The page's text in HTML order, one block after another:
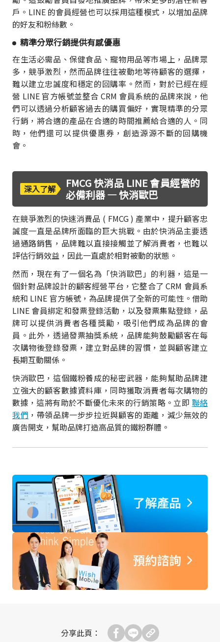
戶。LINE 的會員經營也可以採用這種模式，以增加品牌
的好友和粉絲數。
精準分眾行銷提供有感優惠
在生活必需品、保健食品、寵物用品等市場上，品牌眾
多，競爭激烈，然而品牌往往被動地等待顧客的選擇，
難以建立忠誠度和穩定的回購率。然而，對於已經在經
營 LINE 官方帳號並整合 CRM 會員系統的品牌來說，他
們可以透過分析顧客過去的購買偏好，實現精準的分眾
行銷，將合適的產品在合適的時間推薦給合適的人。同
時，他們還可以提供優惠券，創造源源不斷的回購機
會。
深入了解
FMCG 快消品 LINE 會員經營的
必備利器 — 快消歐巴
在競爭激烈的快速消費品 ( FMCG ) 產業中，提升顧客忠
誠度一直是品牌所面臨的巨大挑戰。由於快消品主要透
過通路銷售，品牌難以直接接觸並了解消費者，也難以
評估行銷效益，因此一直處於相對被動的狀態。
然而，現在有了一個名為「快消歐巴」的利器，這是一
個針對品牌設計的顧客經營平台，它整合了 CRM 會員系
統和 LINE 官方帳號，為品牌提供了全新的可能性。借助
LINE 會員綁定和發票登錄活動，以及發票集點登錄，品
牌可以提供消費者各種獎勵，吸引他們成為品牌的會
員。此外，透過發票抽獎系統，品牌能夠鼓勵顧客在每
次購物後登錄發票，建立對品牌的習慣，並與顧客建立
長期互動關係。
快消歐巴，這個鐵粉養成的秘密武器，能夠幫助品牌建
立強大的顧客數據資料庫，同時獲取消費者每次購物的
數據，這將有助於不斷優化未來的行銷策略。立即 聯絡
我們 ，帶領品牌一步步拉近與顧客的距離，減少無效的
廣告開支，幫助品牌打造高品質的鐵粉群體。
分享此頁：